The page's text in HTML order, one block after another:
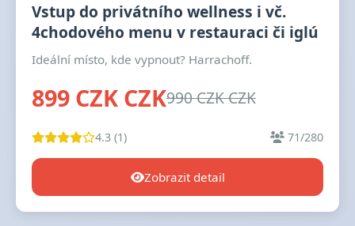
Vstup do privátního wellness i vč.
4chodového menu v restauraci či iglú
Ideální místo, kde vypnout? Harrachoff.
899 CZK CZK990 CZK CZK
4.3 (1) 71/280
Zobrazit detail